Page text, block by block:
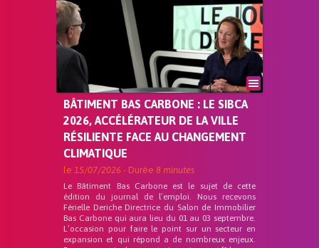
BÂTIMENT BAS CARBONE : LE SIBCA
2026, ACCÉLÉRATEUR DE LA VILLE
RÉSILIENTE FACE AU CHANGEMENT
CLIMATIQUE
le 15/07/2026 - Durée 8 minutes
Le Bâtiment Bas Carbone est le sujet de cette
édition du journal de l’emploi. Nous recevons
Férielle Deriche Directrice du Salon de Immobilier
Bas Carbone qui aura lieu du 01 au 03 septembre.
L’occasion pour faire le point sur un secteur en
expansion et qui répond a de nombreux enjeux.